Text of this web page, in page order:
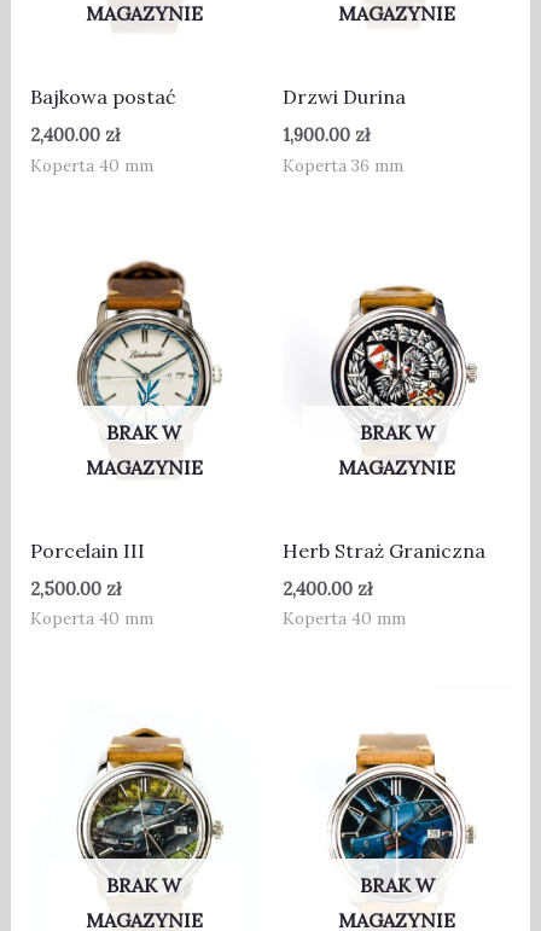
MAGAZYNIE
Bajkowa postać
2,400.00 zł
Koperta 40 mm
MAGAZYNIE
Drzwi Durina
1,900.00 zł
Koperta 36 mm
BRAK W
MAGAZYNIE
Porcelain III
2,500.00 zł
Koperta 40 mm
BRAK W
MAGAZYNIE
Herb Straż Graniczna
2,400.00 zł
Koperta 40 mm
BRAK W
MAGAZYNIE
BRAK W
MAGAZYNIE